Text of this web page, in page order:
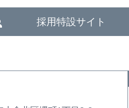
採用特設サイト